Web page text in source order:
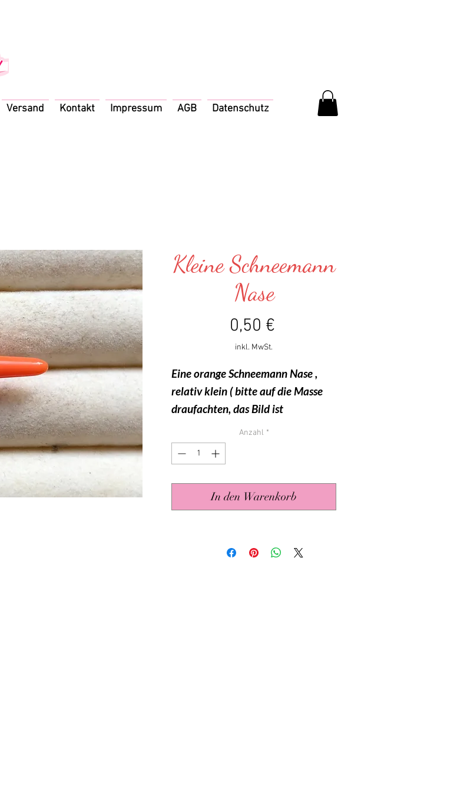
Versand Kontakt Impressum AGB Datenschutz
Kleine Schneemann
Nase
0,50 €
inkl. MwSt.
Eine orange Schneemann Nase ,
relativ klein ( bitte auf die Masse
draufachten, das Bild ist
vergrössert ) - 17mm
Die Nase hat keine Befestigung, nur
zum Aufkleben auf Heißkleber.
Anzahl *
In den Warenkorb